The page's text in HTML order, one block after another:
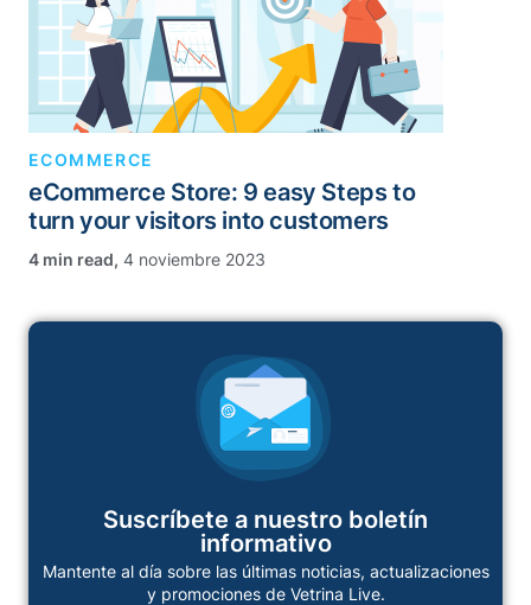
ECOMMERCE
eCommerce Store: 9 easy Steps to
turn your visitors into customers
, 4 noviembre 2023
Suscríbete a nuestro boletín
informativo
Mantente al día sobre las últimas noticias, actualizaciones
y promociones de Vetrina Live.